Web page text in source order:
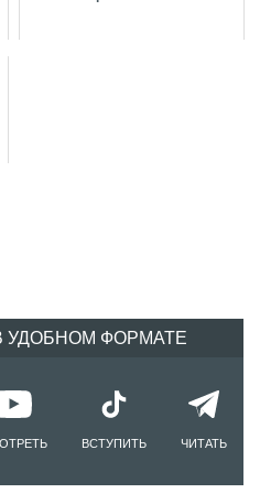
УДОБНОМ ФОРМАТЕ
ВСТУПИТЬ ЧИТАТЬ